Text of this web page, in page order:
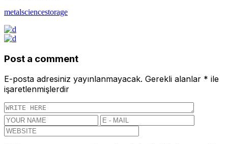
metalsciencestorage
Post a comment
E-posta adresiniz yayınlanmayacak. Gerekli alanlar * ile
işaretlenmişlerdir